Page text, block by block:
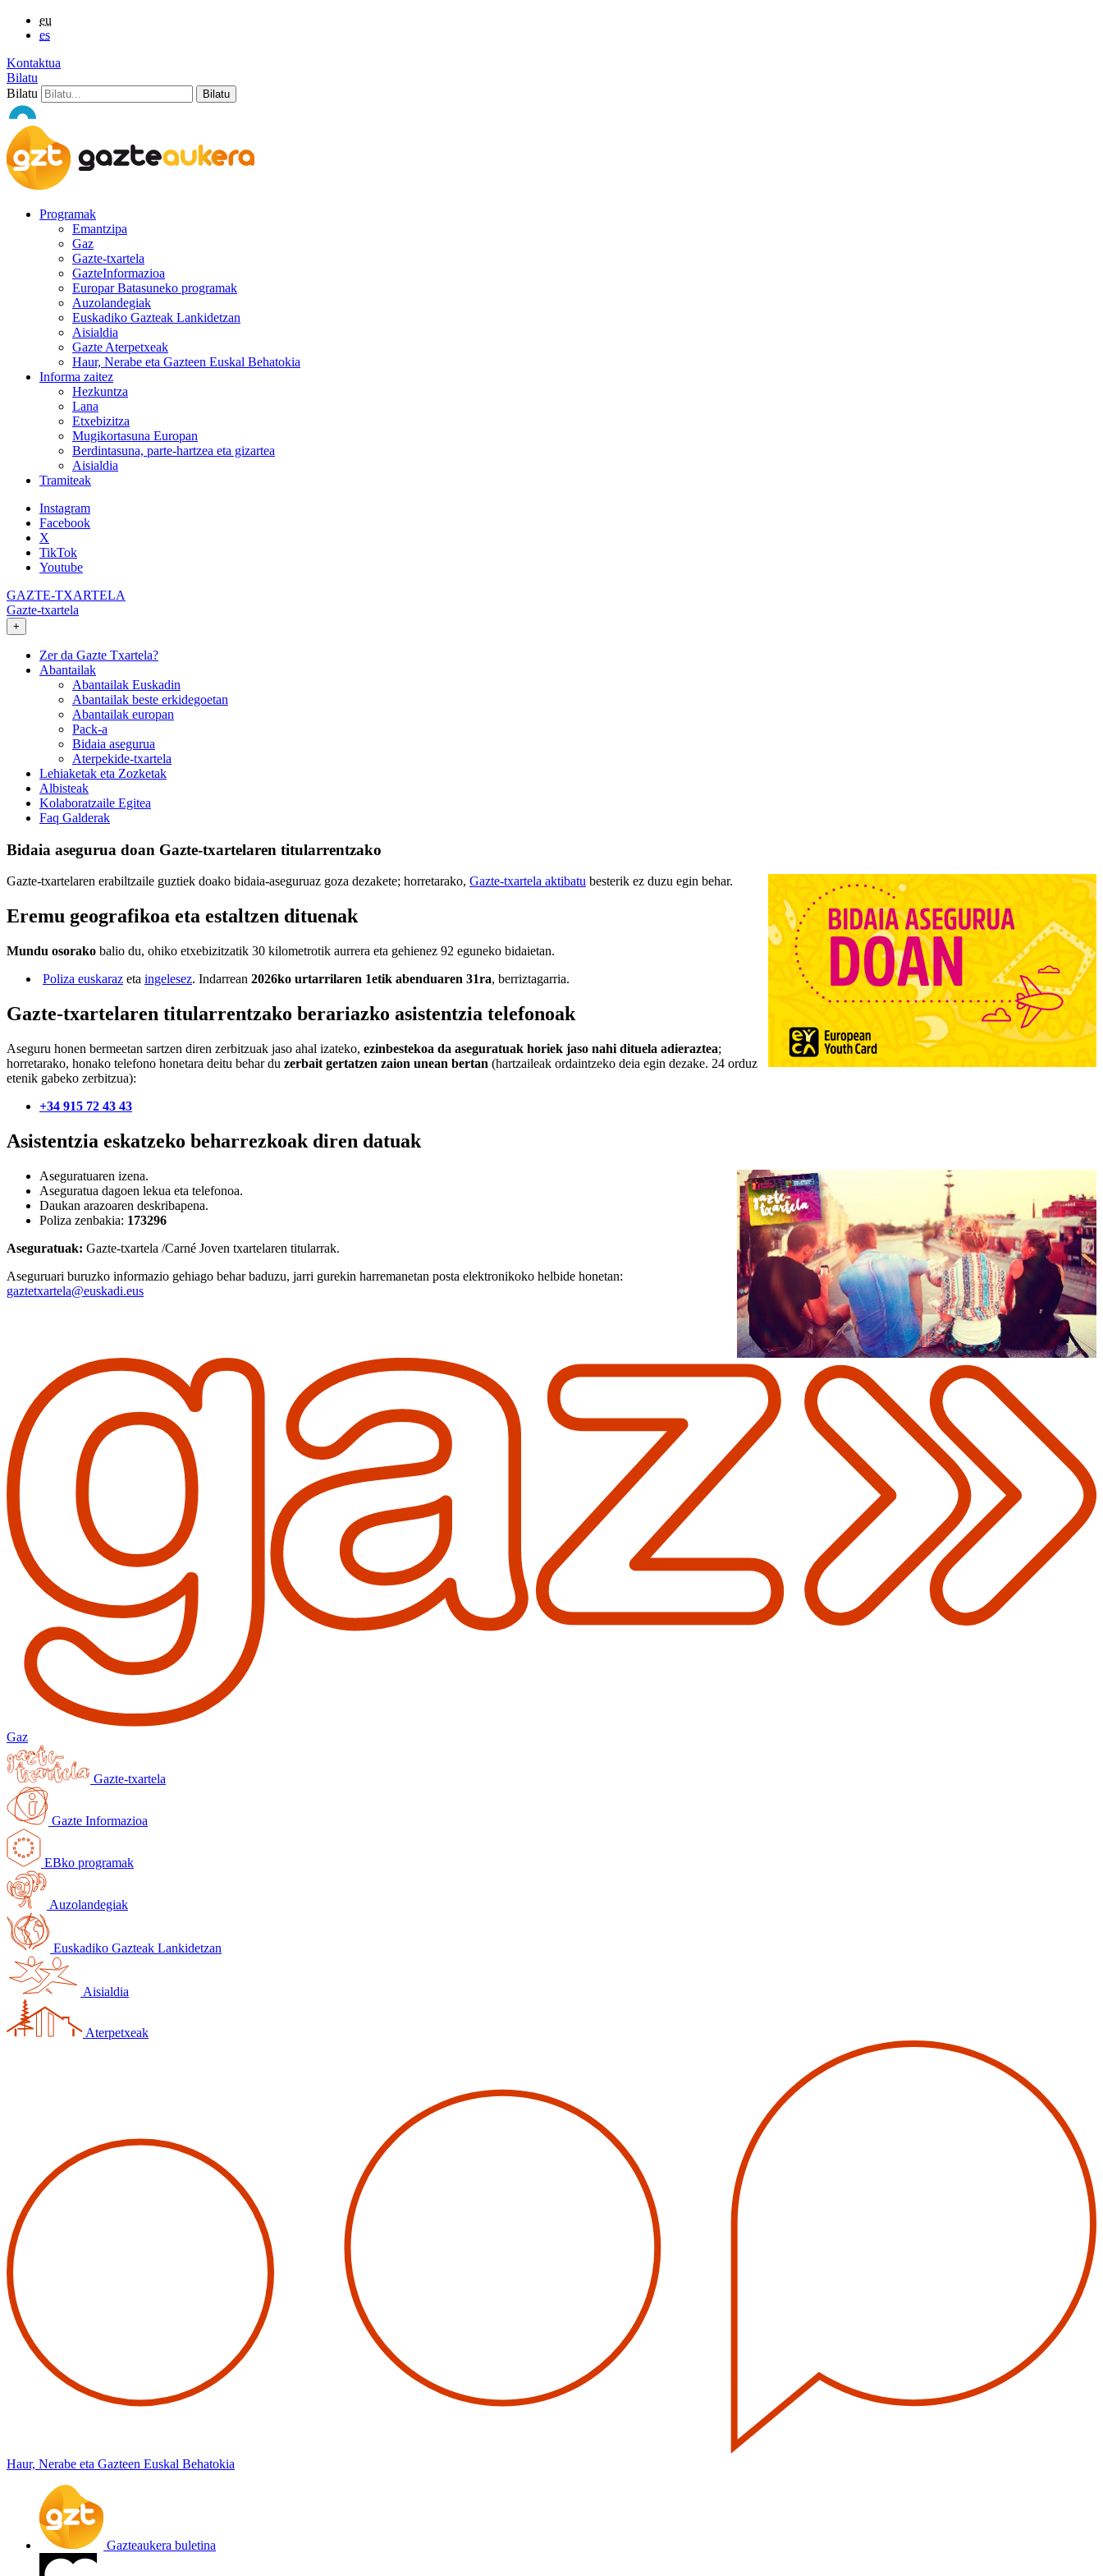
eu
es
Kontaktua
Bilatu
Bilatu
Programak
Emantzipa
Gaz
Gazte-txartela
GazteInformazioa
Europar Batasuneko programak
Auzolandegiak
Euskadiko Gazteak Lankidetzan
Aisialdia
Gazte Aterpetxeak
Haur, Nerabe eta Gazteen Euskal Behatokia
Informa zaitez
Hezkuntza
Lana
Etxebizitza
Mugikortasuna Europan
Berdintasuna, parte-hartzea eta gizartea
Aisialdia
Tramiteak
Instagram
Facebook
X
TikTok
Youtube
GAZTE-TXARTELA
Gazte-txartela
+
Zer da Gazte Txartela?
Abantailak
Abantailak Euskadin
Abantailak beste erkidegoetan
Abantailak europan
Pack-a
Bidaia asegurua
Aterpekide-txartela
Lehiaketak eta Zozketak
Albisteak
Kolaboratzaile Egitea
Faq Galderak
Bidaia asegurua doan Gazte-txartelaren titularrentzako
Gazte-txartelaren erabiltzaile guztiek doako bidaia-aseguruaz goza dezakete; horretarako, Gazte-txartela aktibatu besterik ez duzu egin behar.
Eremu geografikoa eta estaltzen dituenak
Mundu osorako balio du, ohiko etxebizitzatik 30 kilometrotik aurrera eta gehienez 92 eguneko bidaietan.
Poliza euskaraz eta ingelesez. Indarrean 2026ko urtarrilaren 1etik abenduaren 31ra, berriztagarria.
Gazte-txartelaren titularrentzako berariazko asistentzia telefonoak
Aseguru honen bermeetan sartzen diren zerbitzuak jaso ahal izateko, ezinbestekoa da aseguratuak horiek jaso nahi dituela adieraztea;
horretarako, honako telefono honetara deitu behar du zerbait gertatzen zaion unean bertan (hartzaileak ordaintzeko deia egin dezake. 24 orduz
etenik gabeko zerbitzua):
+34 915 72 43 43
Asistentzia eskatzeko beharrezkoak diren datuak
Aseguratuaren izena.
Aseguratua dagoen lekua eta telefonoa.
Daukan arazoaren deskribapena.
Poliza zenbakia: 173296
Aseguratuak: Gazte-txartela /Carné Joven txartelaren titularrak.
Aseguruari buruzko informazio gehiago behar baduzu, jarri gurekin harremanetan posta elektronikoko helbide honetan:
gaztetxartela@euskadi.eus
Gaz
Gazte-txartela
Gazte Informazioa
EBko programak
Auzolandegiak
Euskadiko Gazteak Lankidetzan
Aisialdia
Aterpetxeak
Haur, Nerabe eta Gazteen Euskal Behatokia
Gazteaukera buletina